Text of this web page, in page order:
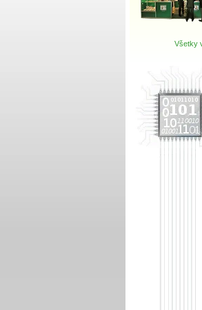
Všetky